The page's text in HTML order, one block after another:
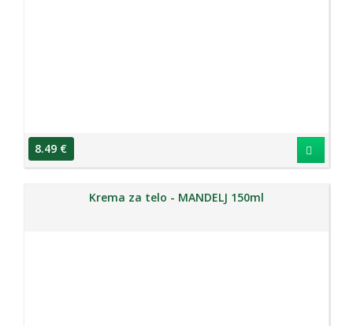
8.49 €
Krema za telo - MANDELJ 150ml